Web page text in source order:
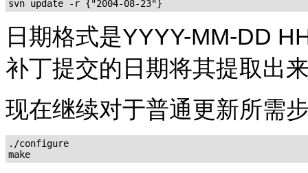
日期格式是YYYY-MM-DD
补丁提交的日期将其提取出
现在继续对于普通更新所需
./configure